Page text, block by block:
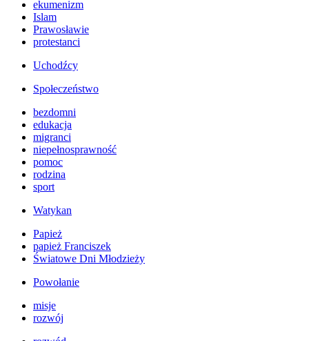
ekumenizm
Islam
Prawosławie
protestanci
Uchodźcy
Społeczeństwo
bezdomni
edukacja
migranci
niepełnosprawność
pomoc
rodzina
sport
Watykan
Papież
papież Franciszek
Światowe Dni Młodzieży
Powołanie
misje
rozwój